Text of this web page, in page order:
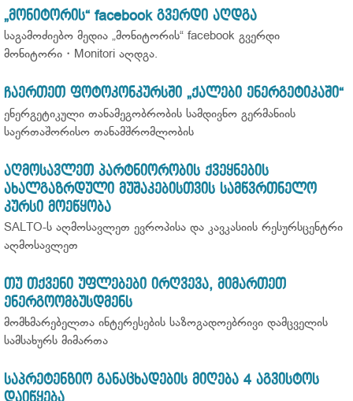
„მონიტორის“ facebook გვერდი აღდგა
საგამოძიებო მედია „მონიტორის“ facebook გვერდი
მონიტორი・Monitori აღდგა.
ჩაერთეთ ფოტოკონკურსში „ქალები ენერგეტიკაში“
ენერგეტიკული თანამეგობრობის სამდივნო გერმანიის
საერთაშორისო თანამშრომლობის
აღმოსავლეთ პარტნიორობის ქვეყნების
ახალგაზრდული მუშაკებისთვის სამწვრთნელო
კურსი მოეწყობა
SALTO-ს აღმოსავლეთ ევროპისა და კავკასიის რესურსცენტრი
აღმოსავლეთ
თუ თქვენი უფლებები ირღვევა, მიმართეთ
ენერგოომბუსდმენს
მომხმარებელთა ინტერესების საზოგადოებრივი დამცველის
სამსახურს მიმართა
საპრეტენზიო განაცხადების მიღება 4 აგვისტოს
დაიწყება